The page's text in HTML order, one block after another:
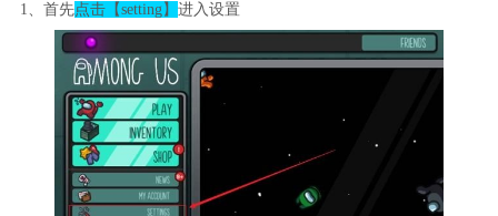
1、首先点击【setting】 进入设置